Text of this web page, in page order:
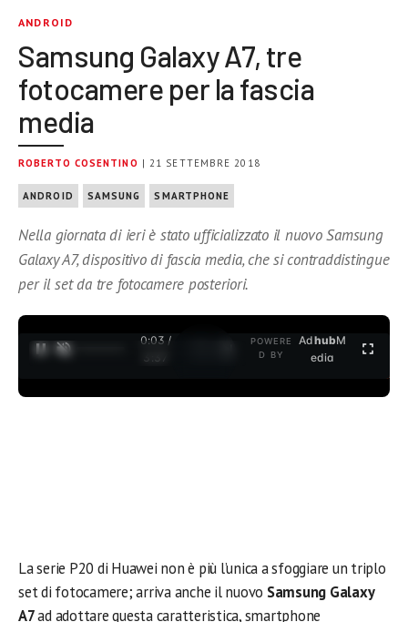
ANDROID
Samsung Galaxy A7, tre
fotocamere per la fascia
media
ROBERTO COSENTINO | 21 SETTEMBRE 2018
ANDROID SAMSUNG SMARTPHONE
Nella giornata di ieri è stato ufficializzato il nuovo Samsung
Galaxy A7, dispositivo di fascia media, che si contraddistingue
per il set da tre fotocamere posteriori.
0:04 /
3:37
POWERE
D BY
AdhubM
edia
La serie P20 di Huawei non è più l’unica a sfoggiare un triplo
set di fotocamere; arriva anche il nuovo Samsung Galaxy
A7ad adottare questa caratteristica, smartphone